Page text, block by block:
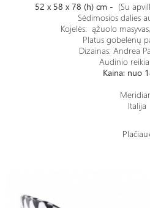
52 x 58 x 78 (h) cm - (Su
Sėdimosios dalies
Kojelės: ąžuolo
Platus gobelenų
Dizainas: Andrea
Audinio reikia
Kaina: nuo
Italija